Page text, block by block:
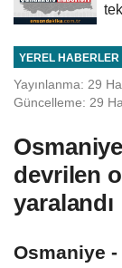
YEREL HABERLER
Yayınlanma: 29
Güncelleme: 29
devrilen
yaralandı
Osmaniye